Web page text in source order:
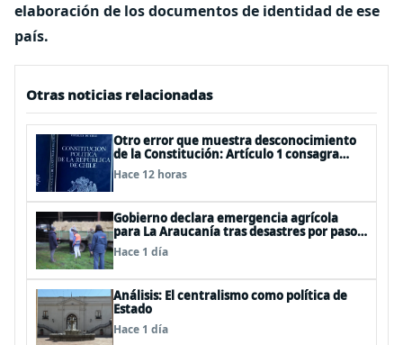
elaboración de los documentos de identidad de ese
país.
Otras noticias relacionadas
Otro error que muestra desconocimiento
de la Constitución: Artículo 1 consagra
resguardar la seguridad nacional y
proteger a los ciudadanos
Hace 12 horas
Gobierno declara emergencia agrícola
para La Araucanía tras desastres por pasos
de sistemas frontales
Hace 1 día
Análisis: El centralismo como política de
Estado
Hace 1 día